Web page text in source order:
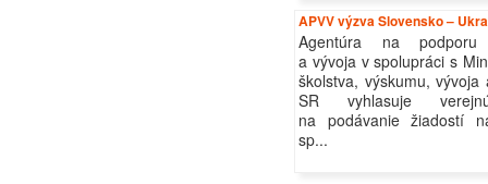
APVV výzva Slovensko –
Agentúra na podporu
a vývoja v spolupráci s
školstva, výskumu, vývoja
SR vyhlasuje
na podávanie žiadostí
sp...